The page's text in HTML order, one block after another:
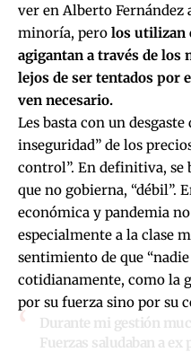
ver en Alberto Fernández
minoría, pero los utilizan
agigantan a través de los
lejos de ser tentados por
ven necesario.
Les basta con un
inseguridad” de los
control”. En definitiva, se
que no gobierna, “débil”.
económica y pandemia
especialmente a la clase
sentimiento de que
cotidianamente, como la
por su fuerza sino por su
Durante mi gestión
Fuerzas saludaban a